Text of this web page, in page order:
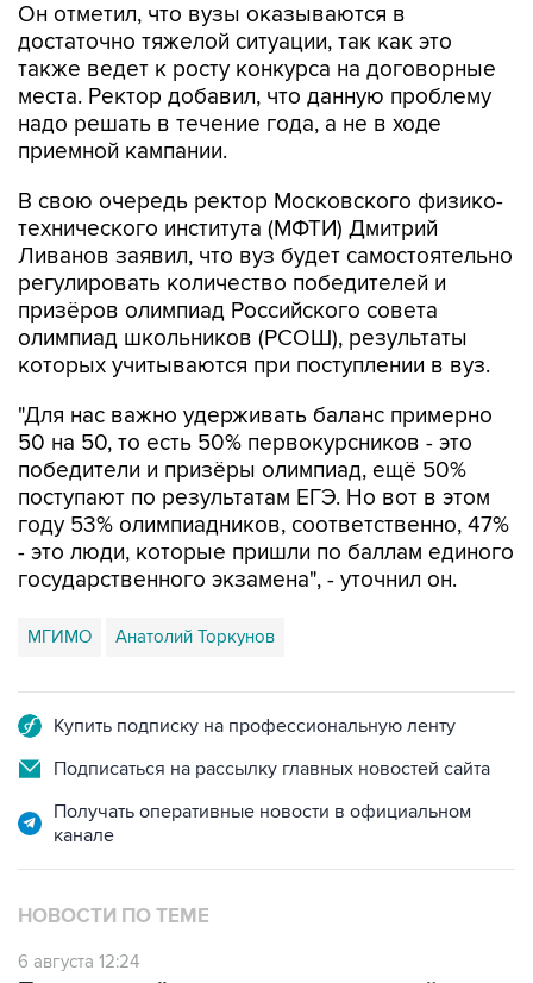
Он отметил, что вузы оказываются в
достаточно тяжелой ситуации, так как это
также ведет к росту конкурса на договорные
места. Ректор добавил, что данную проблему
надо решать в течение года, а не в ходе
приемной кампании.
В свою очередь ректор Московского физико-
технического института (МФТИ) Дмитрий
Ливанов заявил, что вуз будет самостоятельно
регулировать количество победителей и
призёров олимпиад Российского совета
олимпиад школьников (РСОШ), результаты
которых учитываются при поступлении в вуз.
"Для нас важно удерживать баланс примерно
50 на 50, то есть 50% первокурсников - это
победители и призёры олимпиад, ещё 50%
поступают по результатам ЕГЭ. Но вот в этом
году 53% олимпиадников, соответственно, 47%
- это люди, которые пришли по баллам единого
государственного экзамена", - уточнил он.
МГИМО Анатолий Торкунов
Купить подписку на профессиональную ленту
Подписаться на рассылку главных новостей сайта
Получать оперативные новости в официальном
канале
НОВОСТИ ПО ТЕМЕ
6 августа 12:24